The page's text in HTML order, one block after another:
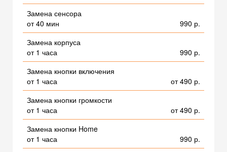
Замена сенсора
от 40 мин
990 р.
Замена корпуса
от 1 часа
990 р.
Замена кнопки включения
от 1 часа
от 490 р.
Замена кнопки громкости
от 1 часа
от 490 р.
Замена кнопки Home
от 1 часа
990 р.